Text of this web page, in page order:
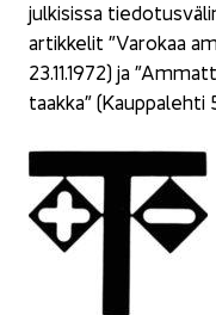
jul­ki­sis­sa
ar­tik­ke­lit ”Va­ro­kaa
23.11.1972) ja
taak­ka” (Kaup­pa­leh­ti